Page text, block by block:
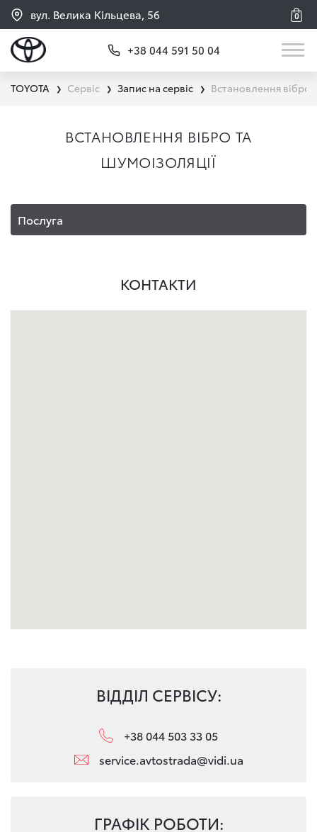
вул. Велика Кільцева, 56 0
+38 044 591 50 04
TOYOTA ❯ Сервіс ❯ Запис на сервіс ❯ Встановлення вібро
ВСТАНОВЛЕННЯ ВІБРО ТА
ШУМОІЗОЛЯЦІЇ
Послуга
КОНТАКТИ
ВІДДІЛ СЕРВІСУ:
+38 044 503 33 05
service.avtostrada@vidi.ua
ГРАФІК РОБОТИ: